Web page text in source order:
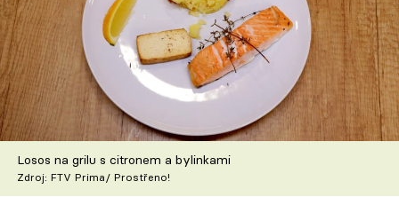
TV Program
Škola vaření
Recepty z TV
Speciál: Cuketa
Losos na grilu s citronem a bylinkami
Zdroj: FTV Prima/ Prostřeno!